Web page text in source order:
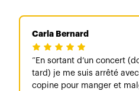
Carla Bernard
En sortant d’un concert
tard) je me suis arrêté
copine pour manger et